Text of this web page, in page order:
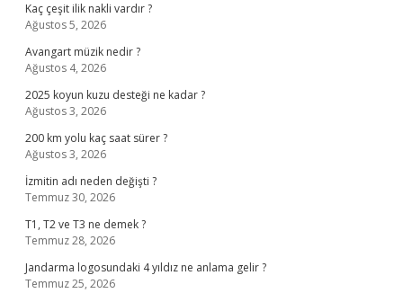
Kaç çeşit ilik nakli vardır ?
Ağustos 5, 2026
Avangart müzik nedir ?
Ağustos 4, 2026
2025 koyun kuzu desteği ne kadar ?
Ağustos 3, 2026
200 km yolu kaç saat sürer ?
Ağustos 3, 2026
İzmitin adı neden değişti ?
Temmuz 30, 2026
T1, T2 ve T3 ne demek ?
Temmuz 28, 2026
Jandarma logosundaki 4 yıldız ne anlama gelir ?
Temmuz 25, 2026